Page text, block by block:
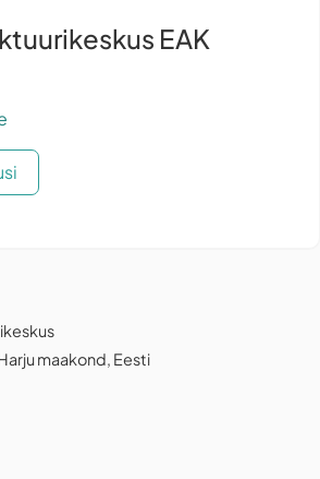
EAK
maakond, Eesti